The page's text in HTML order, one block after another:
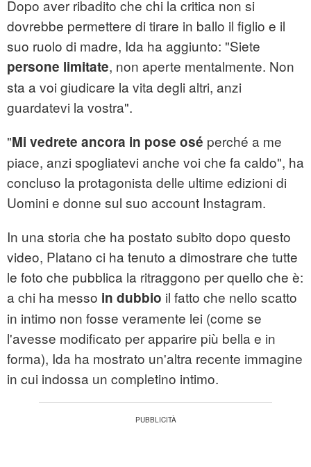
Dopo aver ribadito che chi la critica non si
dovrebbe permettere di tirare in ballo il figlio e il
suo ruolo di madre, Ida ha aggiunto: "Siete
persone limitate, non aperte mentalmente. Non
sta a voi giudicare la vita degli altri, anzi
guardatevi la vostra".
"Mi vedrete ancora in pose osé perché a me
piace, anzi spogliatevi anche voi che fa caldo", ha
concluso la protagonista delle ultime edizioni di
Uomini e donne sul suo account Instagram.
In una storia che ha postato subito dopo questo
video, Platano ci ha tenuto a dimostrare che tutte
le foto che pubblica la ritraggono per quello che è:
a chi ha messo in dubbio il fatto che nello scatto
in intimo non fosse veramente lei (come se
l'avesse modificato per apparire più bella e in
forma), Ida ha mostrato un'altra recente immagine
in cui indossa un completino intimo.